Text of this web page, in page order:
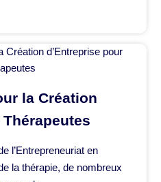
la Création
l’Entrepreneuriat en
la thérapie, de nombreux